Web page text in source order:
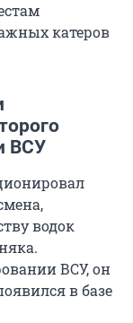
катеров
ВСУ
водок
ВСУ, он
в базе